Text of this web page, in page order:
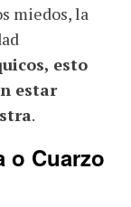
miedos, la
esto
estar
.
o Cuarzo